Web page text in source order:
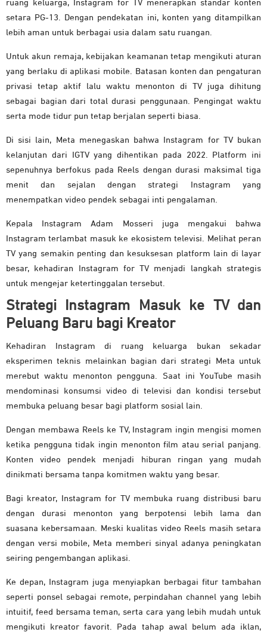
ruang keluarga, Instagram for TV menerapkan standar konten
setara PG-13. Dengan pendekatan ini, konten yang ditampilkan
lebih aman untuk berbagai usia dalam satu ruangan.
Untuk akun remaja, kebijakan keamanan tetap mengikuti aturan
yang berlaku di aplikasi mobile. Batasan konten dan pengaturan
privasi tetap aktif lalu waktu menonton di TV juga dihitung
sebagai bagian dari total durasi penggunaan. Pengingat waktu
serta mode tidur pun tetap berjalan seperti biasa.
Di sisi lain, Meta menegaskan bahwa Instagram for TV bukan
kelanjutan dari IGTV yang dihentikan pada 2022. Platform ini
sepenuhnya berfokus pada Reels dengan durasi maksimal tiga
menit dan sejalan dengan strategi Instagram yang
menempatkan video pendek sebagai inti pengalaman.
Kepala Instagram Adam Mosseri juga mengakui bahwa
Instagram terlambat masuk ke ekosistem televisi. Melihat peran
TV yang semakin penting dan kesuksesan platform lain di layar
besar, kehadiran Instagram for TV menjadi langkah strategis
untuk mengejar ketertinggalan tersebut.
Strategi Instagram Masuk ke TV dan
Peluang Baru bagi Kreator
Kehadiran Instagram di ruang keluarga bukan sekadar
eksperimen teknis melainkan bagian dari strategi Meta untuk
merebut waktu menonton pengguna. Saat ini YouTube masih
mendominasi konsumsi video di televisi dan kondisi tersebut
membuka peluang besar bagi platform sosial lain.
Dengan membawa Reels ke TV, Instagram ingin mengisi momen
ketika pengguna tidak ingin menonton film atau serial panjang.
Konten video pendek menjadi hiburan ringan yang mudah
dinikmati bersama tanpa komitmen waktu yang besar.
Bagi kreator, Instagram for TV membuka ruang distribusi baru
dengan durasi menonton yang berpotensi lebih lama dan
suasana kebersamaan. Meski kualitas video Reels masih setara
dengan versi mobile, Meta memberi sinyal adanya peningkatan
seiring pengembangan aplikasi.
Ke depan, Instagram juga menyiapkan berbagai fitur tambahan
seperti ponsel sebagai remote, perpindahan channel yang lebih
intuitif, feed bersama teman, serta cara yang lebih mudah untuk
mengikuti kreator favorit. Pada tahap awal belum ada iklan,